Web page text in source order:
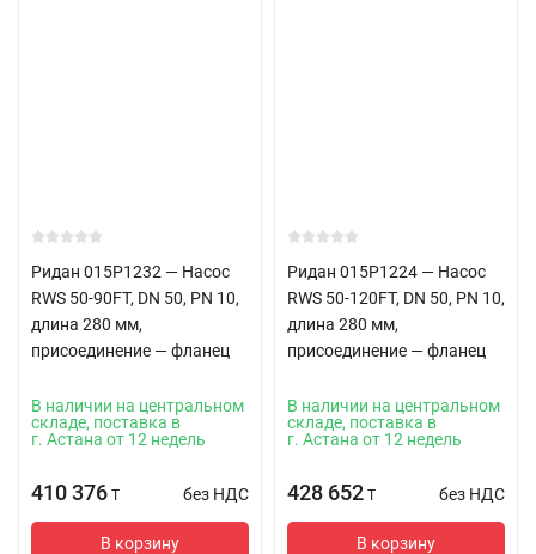
Ридан 015P1232 — Насос
RWS 50-90FT, DN 50, PN 10,
длина 280 мм,
присоединение — фланец
В наличии на центральном
складе, поставка в
г. Астана от 12 недель
410 376 T без НДС
В корзину
Ридан 015P1224 — Насос
RWS 50-120FT, DN 50, PN 10,
длина 280 мм,
присоединение — фланец
В наличии на центральном
складе, поставка в
г. Астана от 12 недель
428 652 T без НДС
В корзину